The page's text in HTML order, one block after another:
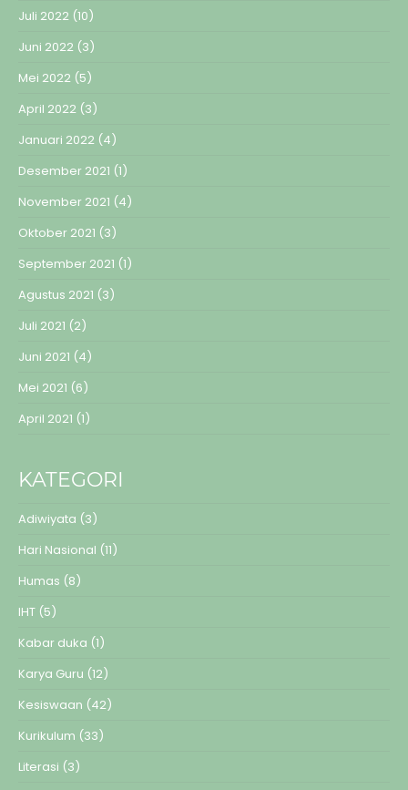
Juli 2022 (10)
Juni 2022 (3)
Mei 2022 (5)
April 2022 (3)
Januari 2022 (4)
Desember 2021 (1)
November 2021 (4)
Oktober 2021 (3)
September 2021 (1)
Agustus 2021 (3)
Juli 2021 (2)
Juni 2021 (4)
Mei 2021 (6)
April 2021 (1)
KATEGORI
Adiwiyata (3)
Hari Nasional (11)
Humas (8)
IHT (5)
Kabar duka (1)
Karya Guru (12)
Kesiswaan (42)
Kurikulum (33)
Literasi (3)